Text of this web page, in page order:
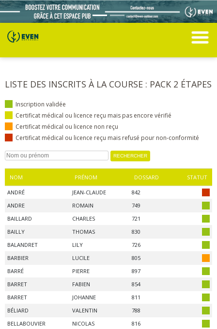
LISTE DES INSCRITS À LA COURSE : PACK 2 ÉTAPES
Inscription validée
Certificat médical ou licence reçu mais pas encore vérifié
Certificat médical ou licence non reçu
Certificat médical ou licence reçu mais refusé pour non-conformité
NOM PRÉNOM DOSSARD STATUT
ANDRÉ JEAN-CLAUDE
842
ANDRE
ROMAIN
749
BAILLARD
CHARLES
721
BAILLY
THOMAS
830
BALANDRET
LILY
726
BARBIER
LUCILE
805
BARRÉ
PIERRE
897
BARRET
FABIEN
854
BARRET
JOHANNE
811
BÉLIARD
VALENTIN
788
BELLABOUVIER
NICOLAS
816